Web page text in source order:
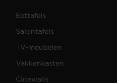
Eettafels
Salontafels
TV-meubelen
Vakkenkasten
Cinewalls